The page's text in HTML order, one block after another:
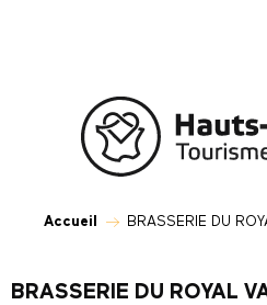
Accueil BRASSERIE DU
BRASSERIE DU ROYAL